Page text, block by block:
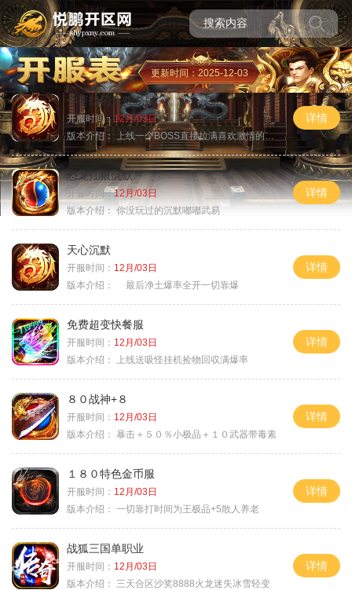
更新时间：2025-12-03
你要找的免费专属
开服时间：12月/03日
版本介绍：上线一个BOSS直接拉满喜欢激情的朋友进
详情
恐龙扛狼沉默
开服时间：12月/03日
版本介绍： 你没玩过的沉默嘟嘟武易
详情
天心沉默
开服时间： 12月/03日
版本介绍：
最后净土爆率全开一切靠爆
详情
免费超变快餐服
开服时间： 12月/03日
版本介绍：
上线送吸怪挂机捡物回収满爆率
详情
８０战神+８
开服时间： 12月/03日
版本介绍： 暴击＋５０％小极品＋１０武器带毒素
详情
１８０特色金币服
开服时间： 12月/03日
版本介绍： 一切靠打时间为王极品+5散人养老
详情
战狐三国单职业
开服时间： 12月/03日
版本介绍：
三天合区沙奖8888火龙迷失冰雪轻变
详情